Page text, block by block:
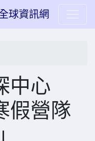
球資訊網
中心
假營隊